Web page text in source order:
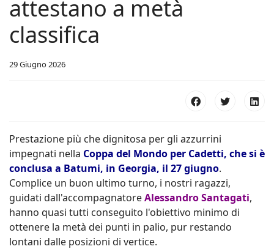
attestano a metà
classifica
29 Giugno 2026
Prestazione più che dignitosa per gli azzurrini
impegnati nella Coppa del Mondo per Cadetti, che si è
conclusa a Batumi, in Georgia, il 27 giugno.
Complice un buon ultimo turno, i nostri ragazzi,
guidati dall'accompagnatoreAlessandro Santagati,
hanno quasi tutti conseguito l'obiettivo minimo di
ottenere la metà dei punti in palio, pur restando
lontani dalle posizioni di vertice.